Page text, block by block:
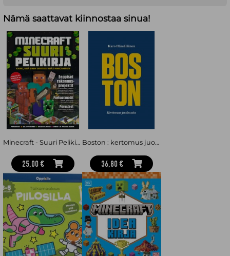
Nämä saattavat kiinnostaa sinua!
Minecraft - Suuri Pelikirja 2026
25,00 €
Boston : kertomus juoksusta
36,80 €